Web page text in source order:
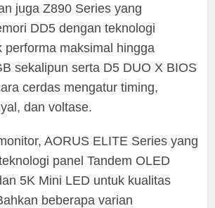
juga Z890 Series yang
DD5 dengan teknologi
performa maksimal hingga
sekalipun serta D5 DUO X BIOS
cerdas mengatur timing,
dan voltase.
AORUS ELITE Series yang
panel Tandem OLED
5K Mini LED untuk kualitas
beberapa varian